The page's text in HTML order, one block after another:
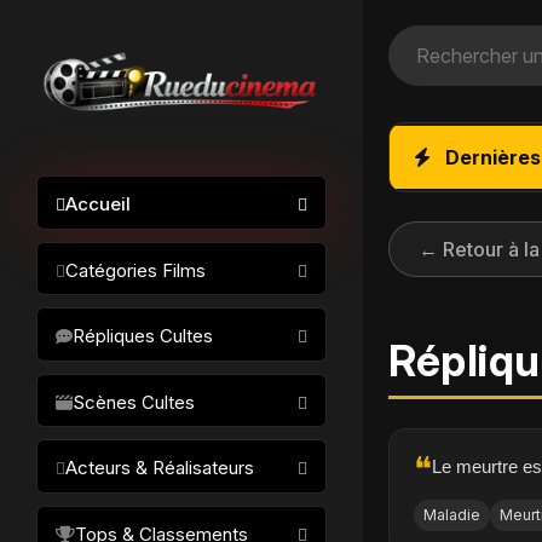
Accueil
Catégories Films
Science-fiction
Drame / Thriller
Comédie/humour
Horreur
Fantastique
Répliques Cultes
Scènes Cultes
Acteurs & Réalisateurs
Tops & Classements
← Retour à
❝Le meurtre
Maladie